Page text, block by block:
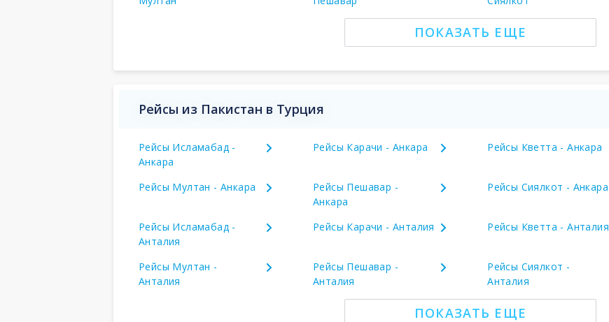
ПОКАЗАТЬ ЕЩЕ
Рейсы из Пакистан в Турция
Рейсы Исламабад -
Анкара
Рейсы Карачи - Анкара Рейсы Кветта - Анкара
Рейсы Мултан - Анкара
Рейсы Пешавар -
Анкара
Рейсы Сиялкот - Анкара
Рейсы Исламабад -
Анталия
Рейсы Карачи - Анталия Рейсы Кветта - Анталия
Рейсы Мултан -
Анталия
Рейсы Пешавар -
Анталия
Рейсы Сиялкот -
Анталия
ПОКАЗАТЬ ЕЩЕ